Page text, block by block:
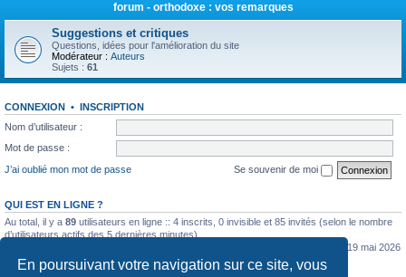
En poursuivant votre navigation sur ce site, vous
forum - orthodoxe : vos remarques
Suggestions et critiques
Questions, idées pour l'amélioration du site
Modérateur : Auteurs
Sujets : 61
CONNEXION • INSCRIPTION
Nom d’utilisateur :
Mot de passe :
J’ai oublié mon mot de passe
Se souvenir de moi
QUI EST EN LIGNE ?
Au total, il y a 89 utilisateurs en ligne :: 4 inscrits, 0 invisible et 85 invités (selon le nombre
d’utilisateurs actifs des 5 dernières minutes)
le mar. 19 mai 2026
0:07